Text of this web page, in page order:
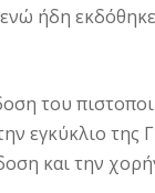
ήδη
του
εγκύκλιο της
και την